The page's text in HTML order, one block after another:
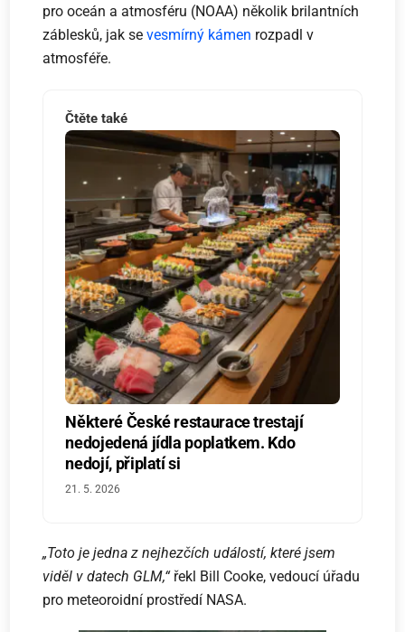
pro oceán a atmosféru (NOAA) několik brilantních
záblesků, jak sevesmírný kámen rozpadl v
atmosféře.
Čtěte také
Některé České restaurace trestají
nedojedená jídla poplatkem. Kdo
nedojí, připlatí si
21. 5. 2026
„Toto je jedna z nejhezčích událostí, které jsem
viděl v datech GLM,“ řekl Bill Cooke, vedoucí úřadu
pro meteoroidní prostředí NASA.